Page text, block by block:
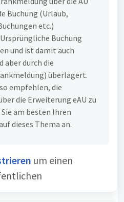
Buchung (Urlaub,
etc.)
Buchung
und ist damit auch
durch die
überlagert.
empfehlen, die
die Erweiterung eAU zu
am besten Ihren
dieses Thema an.
um einen